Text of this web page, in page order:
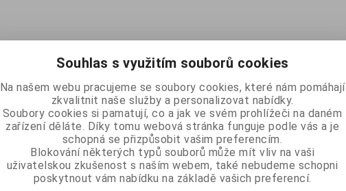
Souhlas s využitím souborů cookies
Na našem webu pracujeme se soubory cookies, které nám pomáhají
zkvalitnit naše služby a personalizovat nabídky.
Soubory cookies si pamatují, co a jak ve svém prohlížeči na daném
zařízení děláte. Díky tomu webová stránka funguje podle vás a je
schopná se přizpůsobit vašim preferencím.
Blokování některých typů souborů může mít vliv na vaši
uživatelskou zkušenost s naším webem, také nebudeme schopni
poskytnout vám nabídku na základě vašich preferencí.